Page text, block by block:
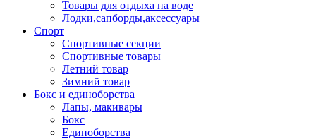
Товары для отдыха на воде
Лодки,сапборды,аксессуары
Спорт
Спортивные секции
Спортивные товары
Летний товар
Зимний товар
Бокс и единоборства
Лапы, макивары
Бокс
Единоборства